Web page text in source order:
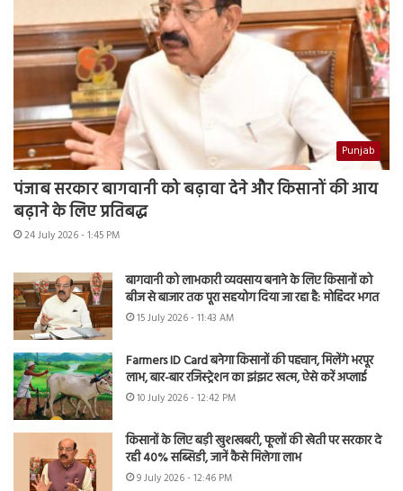
Punjab
पंजाब सरकार बागवानी को बढ़ावा देने और किसानों की आय
बढ़ाने के लिए प्रतिबद्ध
24 July 2026 - 1:45 PM
बागवानी को लाभकारी व्यवसाय बनाने के लिए किसानों को
बीज से बाजार तक पूरा सहयोग दिया जा रहा है: मोहिंदर भगत
15 July 2026 - 11:43 AM
Farmers ID Card बनेगा किसानों की पहचान, मिलेंगे भरपूर
लाभ, बार-बार रजिस्ट्रेशन का झंझट खत्म, ऐसे करें अप्लाई
10 July 2026 - 12:42 PM
किसानों के लिए बड़ी खुशखबरी, फूलों की खेती पर सरकार दे
रही 40% सब्सिडी, जानें कैसे मिलेगा लाभ
9 July 2026 - 12:46 PM